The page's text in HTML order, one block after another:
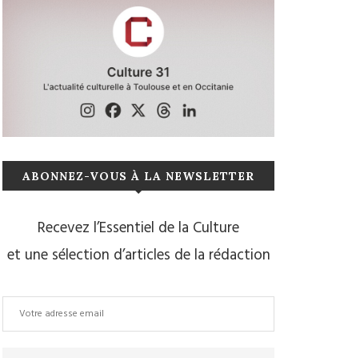
ABONNEZ-VOUS À LA NEWSLETTER
Recevez l’Essentiel de la Culture
et une sélection d’articles de la rédaction